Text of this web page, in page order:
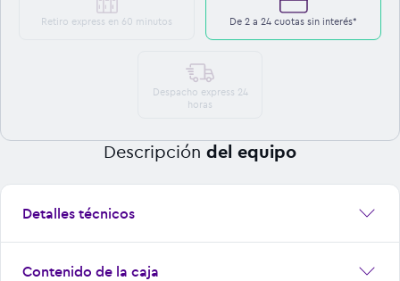
Retiro express en 60 minutos De 2 a 24 cuotas sin interés*
Despacho express 24
horas
Descripción del equipo
Detalles técnicos
Contenido de la caja